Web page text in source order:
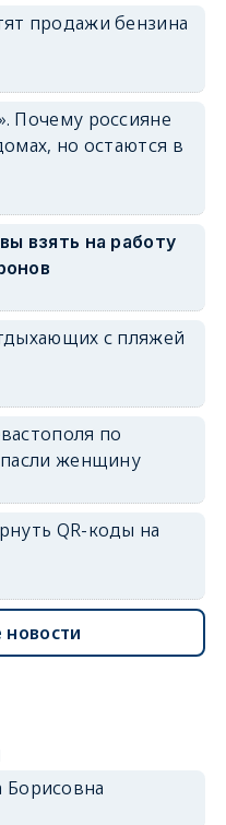
продажи бензина
Почему россияне
но остаются в
взять на работу
с пляжей
по
женщину
QR-коды на
новости
Борисовна